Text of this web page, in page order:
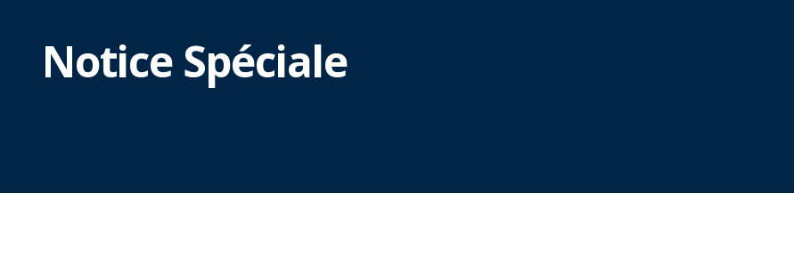
Notice Spéciale